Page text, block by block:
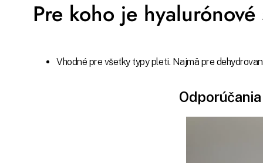
Pre koho je hyalurónové
Vhodné pre všetky typy pleti. Najmä pre